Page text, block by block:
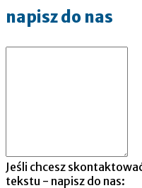
napisz do nas
Jeśli chcesz
tekstu - napisz do nas: